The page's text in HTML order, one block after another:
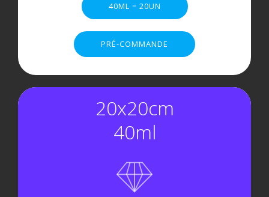
40ML = 20UN
PRÉ-COMMANDE
20x20cm
40ml